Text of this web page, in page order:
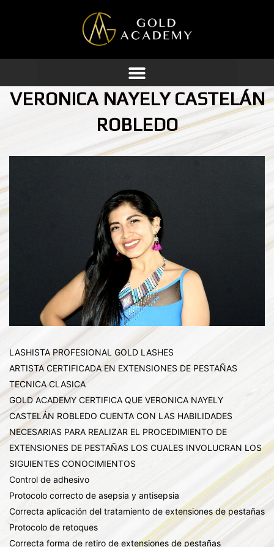
contenido
VERONICA NAYELY CASTELÁN
ROBLEDO
LASHISTA PROFESIONAL GOLD LASHES
ARTISTA CERTIFICADA EN EXTENSIONES DE PESTAÑAS
TECNICA CLASICA
GOLD ACADEMY CERTIFICA QUE VERONICA NAYELY
CASTELÁN ROBLEDO CUENTA CON LAS HABILIDADES
NECESARIAS PARA REALIZAR EL PROCEDIMIENTO DE
EXTENSIONES DE PESTAÑAS LOS CUALES INVOLUCRAN LOS
SIGUIENTES CONOCIMIENTOS
Control de adhesivo
Protocolo correcto de asepsia y antisepsia
Correcta aplicación del tratamiento de extensiones de pestañas
Protocolo de retoques
Correcta forma de retiro de extensiones de pestañas